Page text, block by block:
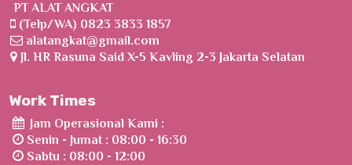
PT ALAT ANGKAT
(Telp/WA) 0823 3833 1857
alatangkat@gmail.com
Jl. HR Rasuna Said X-5 Kavling 2-3 Jakarta Selatan
Work Times
Jam Operasional Kami :
Senin - Jumat : 08:00 - 16:30
Sabtu : 08:00 - 12:00